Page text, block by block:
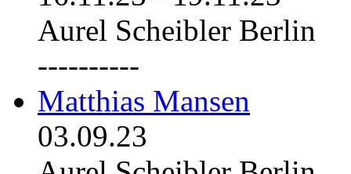
Aurel Scheibler Berlin
----------
Matthias Mansen
03.09.23